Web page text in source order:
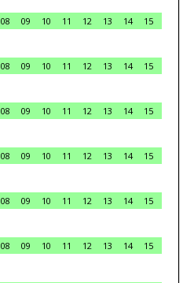
08 09 10 11 12 13 14
15
08 09 10 11 12 13 14
15
08 09 10 11 12 13 14
15
08 09 10 11 12 13 14
15
08 09 10 11 12 13 14
15
08 09 10 11 12 13 14
15